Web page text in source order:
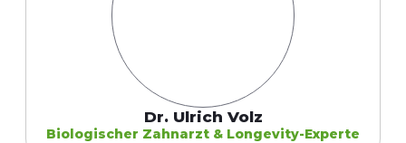
Dr. Ulrich Volz
Biologischer Zahnarzt & Longevity-Experte